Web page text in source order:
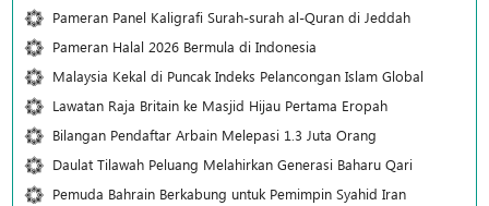
Pameran Panel Kaligrafi Surah-surah al-Quran di Jeddah
Pameran Halal 2026 Bermula di Indonesia
Malaysia Kekal di Puncak Indeks Pelancongan Islam Global
Lawatan Raja Britain ke Masjid Hijau Pertama Eropah
Bilangan Pendaftar Arbain Melepasi 1.3 Juta Orang
Daulat Tilawah Peluang Melahirkan Generasi Baharu Qari
Pemuda Bahrain Berkabung untuk Pemimpin Syahid Iran